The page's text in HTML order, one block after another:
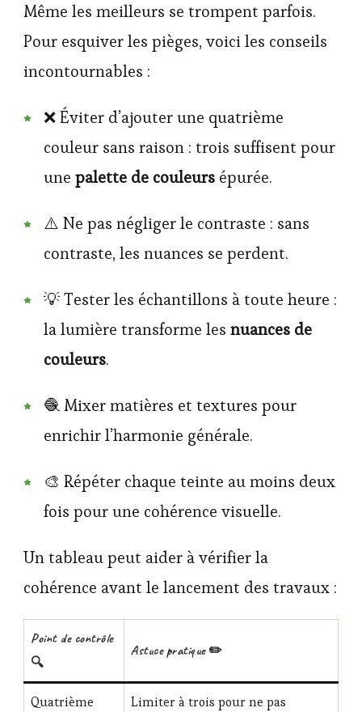
Même les meilleurs se trompent parfois.
Pour esquiver les pièges, voici les conseils
incontournables :
❌ Éviter d’ajouter une quatrième
couleur sans raison : trois suffisent pour
une palette de couleurs épurée.
⚠️ Ne pas négliger le contraste : sans
contraste, les nuances se perdent.
💡 Tester les échantillons à toute heure :
la lumière transforme les nuances de
couleurs.
🧶 Mixer matières et textures pour
enrichir l’harmonie générale.
🎨 Répéter chaque teinte au moins deux
fois pour une cohérence visuelle.
Un tableau peut aider à vérifier la
cohérence avant le lancement des travaux :
Point de contrôle
🔍
Astuce pratique ✏️
Quatrième
Limiter à trois pour ne pas